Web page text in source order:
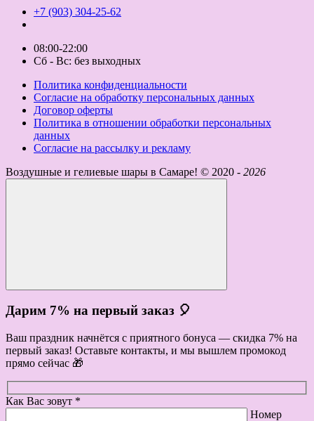
+7 (903) 304-25-62
08:00-22:00
Сб - Вс: без выходных
Политика конфиденциальности
Согласие на обработку персональных данных
Договор оферты
Политика в отношении обработки персональных
данных
Согласие на рассылку и рекламу
Воздушные и гелиевые шары в Самаре! © 2020 - 2026
Дарим 7% на первый заказ 🎈
Ваш праздник начнётся с приятного бонуса — скидка 7% на
первый заказ! Оставьте контакты, и мы вышлем промокод
прямо сейчас 🎁
Как Вас зовут *
Номер